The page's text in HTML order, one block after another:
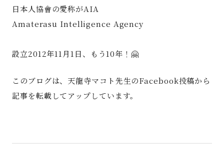
日本人協會の愛称がAIA
Amaterasu Intelligence Agency
設立2012年11月1日、もう10年！🤗
このブログは、天龍寺マコト先生のFacebook投稿から
記事を転載してアップしています。